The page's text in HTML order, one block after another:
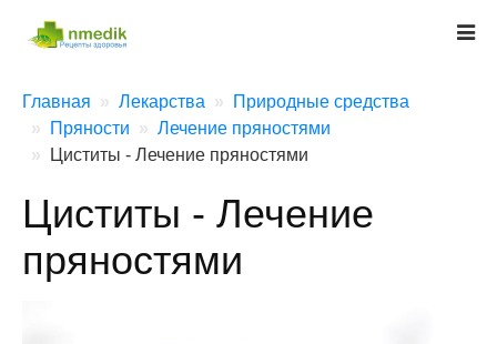
Главная Лекарства
Природные средства
Пряности
Лечение пряностями
Циститы - Лечение пряностями
Циститы - Лечение
пряностями